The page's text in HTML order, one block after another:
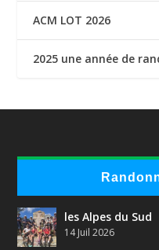
ACM LOT 2026
2025 une année de
les Alpes du Sud
14 Juil 2026